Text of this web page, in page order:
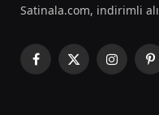
Satinala.com, indirimli
Facebook
X